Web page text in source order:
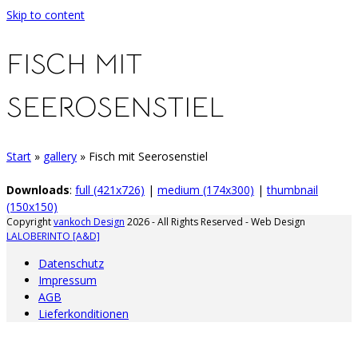
Skip to content
FISCH MIT
SEEROSENSTIEL
Start » gallery » Fisch mit Seerosenstiel
Downloads: full (421x726) | medium (174x300) |thumbnail
(150x150)
Copyrightvankoch Design 2026 - All Rights Reserved - Web Design
LALOBERINTO [A&D]
Datenschutz
Impressum
AGB
Lieferkonditionen